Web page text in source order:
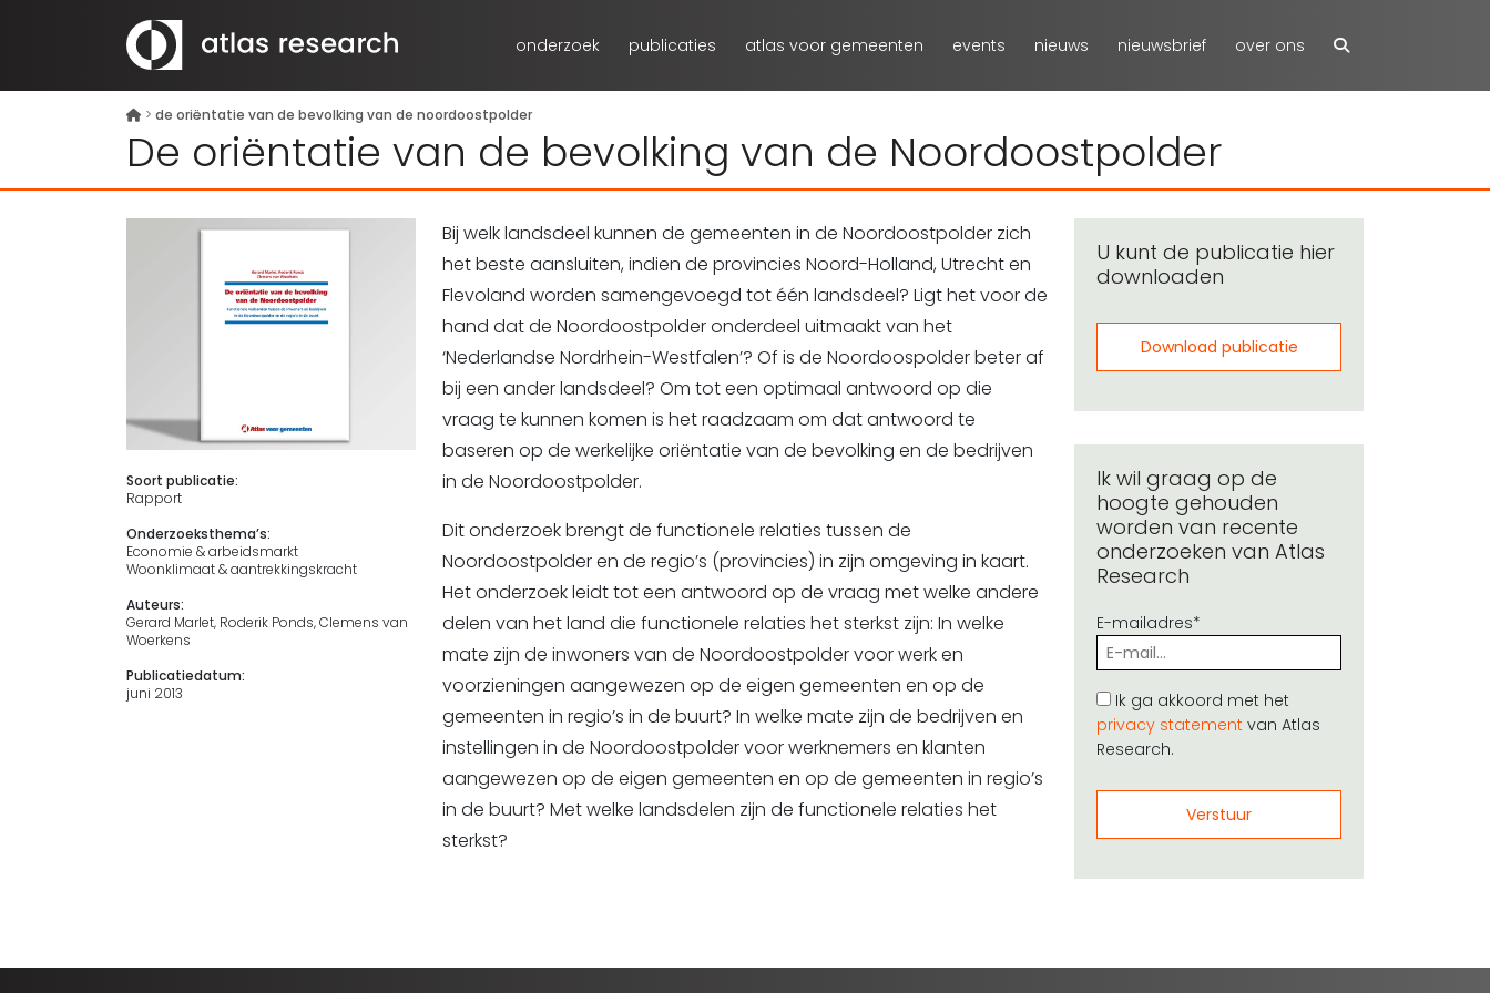
onderzoek publicaties atlas voor gemeenten events nieuws nieuwsbrief over ons
> de oriëntatie van de bevolking van de noordoostpolder
De oriëntatie van de bevolking van de Noordoostpolder
Soort publicatie:
Rapport
Onderzoeksthema’s:
Economie & arbeidsmarkt
Woonklimaat & aantrekkingskracht
Auteurs:
Gerard Marlet, Roderik Ponds, Clemens van
Woerkens
Publicatiedatum:
juni 2013
Bij welk landsdeel kunnen de gemeenten in de Noordoostpolder zich
het beste aansluiten, indien de provincies Noord-Holland, Utrecht en
Flevoland worden samengevoegd tot één landsdeel? Ligt het voor de
hand dat de Noordoostpolder onderdeel uitmaakt van het
‘Nederlandse Nordrhein-Westfalen’? Of is de Noordoospolder beter af
bij een ander landsdeel? Om tot een optimaal antwoord op die
vraag te kunnen komen is het raadzaam om dat antwoord te
baseren op de werkelijke oriëntatie van de bevolking en de bedrijven
in de Noordoostpolder.
Dit onderzoek brengt de functionele relaties tussen de
Noordoostpolder en de regio’s (provincies) in zijn omgeving in kaart.
Het onderzoek leidt tot een antwoord op de vraag met welke andere
delen van het land die functionele relaties het sterkst zijn: In welke
mate zijn de inwoners van de Noordoostpolder voor werk en
voorzieningen aangewezen op de eigen gemeenten en op de
gemeenten in regio’s in de buurt? In welke mate zijn de bedrijven en
instellingen in de Noordoostpolder voor werknemers en klanten
aangewezen op de eigen gemeenten en op de gemeenten in regio’s
in de buurt? Met welke landsdelen zijn de functionele relaties het
sterkst?
U kunt de publicatie hier
downloaden
Download publicatie
Ik wil graag op de
hoogte gehouden
worden van recente
onderzoeken van Atlas
Research
E-mailadres*
Ik ga akkoord met het
privacy statement van Atlas
Research.